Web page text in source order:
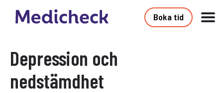
Boka tid
Depression och
nedstämdhet